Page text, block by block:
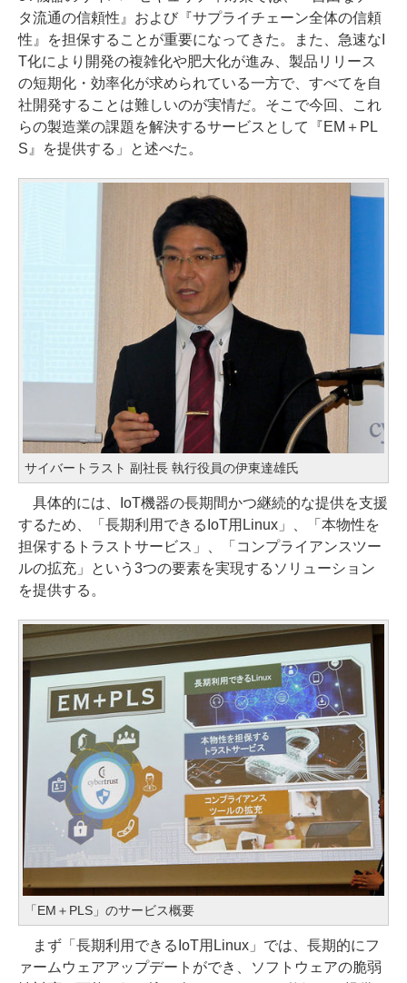
タ流通の信頼性』および『サプライチェーン全体の信頼
性』を担保することが重要になってきた。また、急速なI
T化により開発の複雑化や肥大化が進み、製品リリース
の短期化・効率化が求められている一方で、すべてを自
社開発することは難しいのが実情だ。そこで今回、これ
らの製造業の課題を解決するサービスとして『EM＋PL
S』を提供する」と述べた。
サイバートラスト 副社長 執行役員の伊東達雄氏
具体的には、IoT機器の長期間かつ継続的な提供を支援
するため、「長期利用できるIoT用Linux」、「本物性を
担保するトラストサービス」、「コンプライアンスツー
ルの拡充」という3つの要素を実現するソリューション
を提供する。
「EM＋PLS」のサービス概要
まず「長期利用できるIoT用Linux」では、長期的にフ
ァームウェアアップデートができ、ソフトウェアの脆弱